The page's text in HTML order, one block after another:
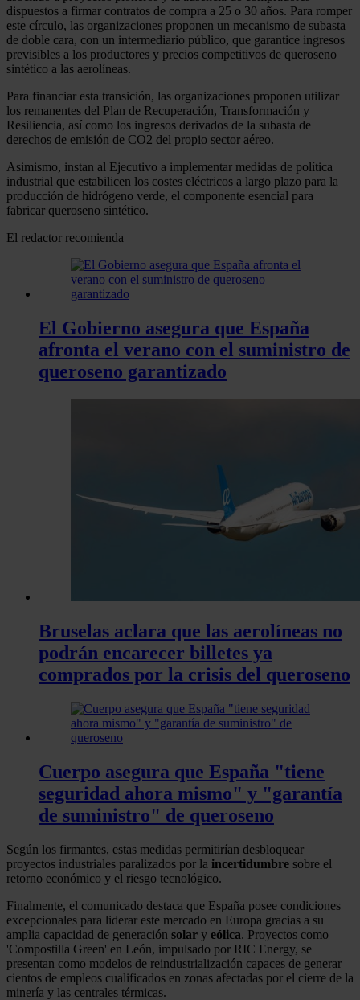
dispuestos a firmar contratos de compra a 25 o 30 años. Para romper
este círculo, las organizaciones proponen un mecanismo de subasta
de doble cara, con un intermediario público, que garantice ingresos
previsibles a los productores y precios competitivos de queroseno
sintético a las aerolíneas.
Para financiar esta transición, las organizaciones proponen utilizar
los remanentes del Plan de Recuperación, Transformación y
Resiliencia, así como los ingresos derivados de la subasta de
derechos de emisión de CO2 del propio sector aéreo.
Asimismo, instan al Ejecutivo a implementar medidas de política
industrial que estabilicen los costes eléctricos a largo plazo para la
producción de hidrógeno verde, el componente esencial para
fabricar queroseno sintético.
El redactor recomienda
El Gobierno asegura que España
afronta el verano con el suministro de
queroseno garantizado
Bruselas aclara que las aerolíneas no
podrán encarecer billetes ya
comprados por la crisis del queroseno
Cuerpo asegura que España "tiene
seguridad ahora mismo" y "garantía
de suministro" de queroseno
Según los firmantes, estas medidas permitirían desbloquear
proyectos industriales paralizados por la incertidumbre sobre el
retorno económico y el riesgo tecnológico.
Finalmente, el comunicado destaca que España posee condiciones
excepcionales para liderar este mercado en Europa gracias a su
amplia capacidad de generación solar y eólica. Proyectos como
'Compostilla Green' en León, impulsado por RIC Energy, se
presentan como modelos de reindustrialización capaces de generar
cientos de empleos cualificados en zonas afectadas por el cierre de la
minería y las centrales térmicas.